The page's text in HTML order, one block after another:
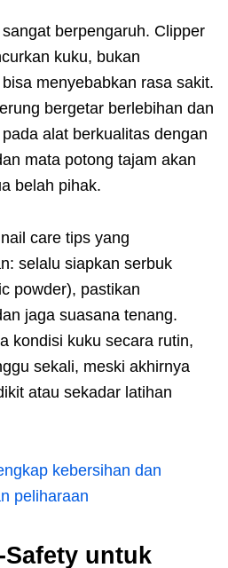
berpengaruh. Clipper
kuku, bukan
menyebabkan rasa sakit.
bergetar berlebihan dan
alat berkualitas dengan
mata potong tajam akan
belah pihak.
care tips yang
selalu siapkan serbuk
powder), pastikan
jaga suasana tenang.
kondisi kuku secara rutin,
sekali, meski akhirnya
atau sekadar latihan
kebersihan dan
peliharaan
Safety untuk